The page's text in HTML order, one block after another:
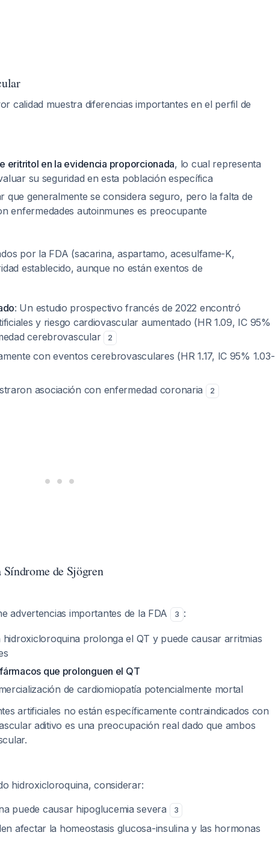
calidad muestra diferencias importantes en el perfil de
eritritol en la evidencia proporcionada, lo cual representa
su seguridad en esta población específica
que generalmente se considera seguro, pero la falta de
enfermedades autoinmunes es preocupante
por la FDA (sacarina, aspartamo, acesulfame-K,
establecido, aunque no están exentos de
: Un estudio prospectivo francés de 2022 encontró
y riesgo cardiovascular aumentado (HR 1.09, IC 95%
cerebrovascular
2
con eventos cerebrovasculares (HR 1.17, IC 95% 1.03-
asociación con enfermedad coronaria 2
de Sjögren
advertencias importantes de la FDA 3 :
hidroxicloroquina prolonga el QT y puede causar arritmias
que prolonguen el QT
de cardiomiopatía potencialmente mortal
artificiales no están específicamente contraindicados con
aditivo es una preocupación real dado que ambos
hidroxicloroquina, considerar:
puede causar hipoglucemia severa 3
afectar la homeostasis glucosa-insulina y las hormonas